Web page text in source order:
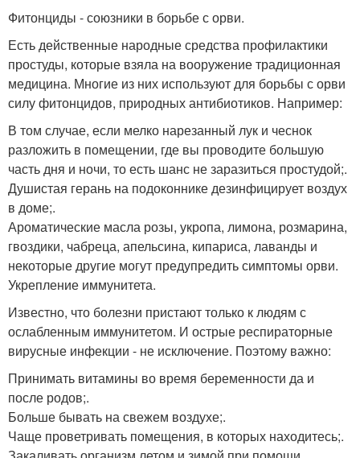
Фитонциды - союзники в борьбе с орви.
Есть действенные народные средства профилактики
простуды, которые взяла на вооружение традиционная
медицина. Многие из них используют для борьбы с орви
силу фитонцидов, природных антибиотиков. Например:
В том случае, если мелко нарезанный лук и чеснок
разложить в помещении, где вы проводите большую
часть дня и ночи, то есть шанс не заразиться простудой;.
Душистая герань на подоконнике дезинфицирует воздух
в доме;.
Ароматические масла розы, укропа, лимона, розмарина,
гвоздики, чабреца, апельсина, кипариса, лаванды и
некоторые другие могут предупредить симптомы орви.
Укрепление иммунитета.
Известно, что болезни пристают только к людям с
ослабленным иммунитетом. И острые респираторные
вирусные инфекции - не исключение. Поэтому важно:
Принимать витамины во время беременности да и
после родов;.
Больше бывать на свежем воздухе;.
Чаще проветривать помещения, в которых находитесь;.